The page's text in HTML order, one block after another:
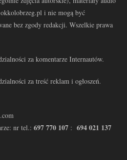
i nie mogą być
bez zgody redakcji. Wszelkie prawa
za komentarze Internautów.
za treść reklam i ogłoszeń.
nr tel.: 697 770 107 : 694 021 137